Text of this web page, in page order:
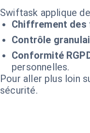
Swiftask applique
Chiffrement des
Contrôle
Conformité
personnelles.
Pour aller plus loin
sécurité.